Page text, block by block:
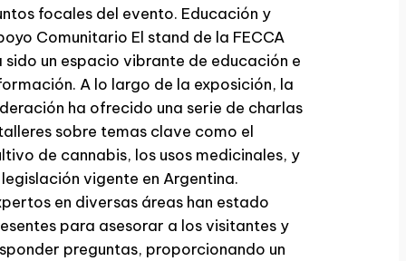
focales del evento. Educación y
Comunitario El stand de la FECCA
sido un espacio vibrante de educación e
A lo largo de la exposición, la
ha ofrecido una serie de charlas
sobre temas clave como el
de cannabis, los usos medicinales, y
vigente en Argentina.
en diversas áreas han estado
para asesorar a los visitantes y
preguntas, proporcionando un